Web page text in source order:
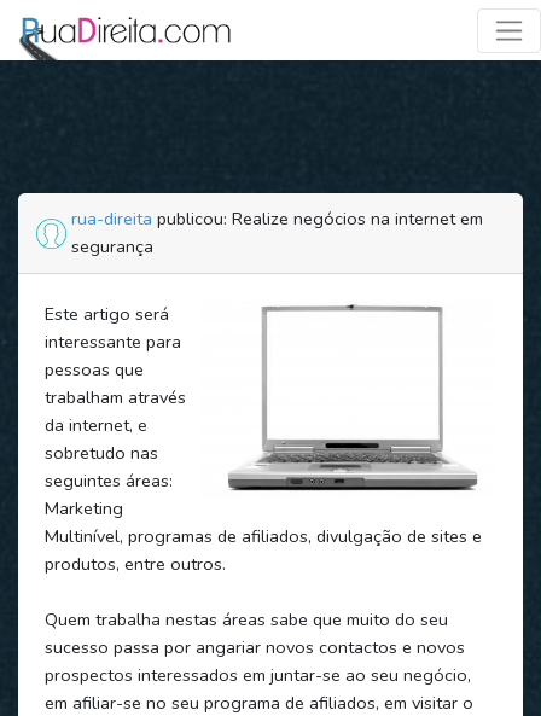
rua-direita publicou: Realize negócios na internet em
segurança
Este artigo será
interessante para
pessoas que
trabalham através
da internet, e
sobretudo nas
seguintes áreas:
Marketing
Multinível, programas de afiliados, divulgação de sites e
produtos, entre outros.
Quem trabalha nestas áreas sabe que muito do seu
sucesso passa por angariar novos contactos e novos
prospectos interessados em juntar-se ao seu negócio,
em afiliar-se no seu programa de afiliados, em visitar o